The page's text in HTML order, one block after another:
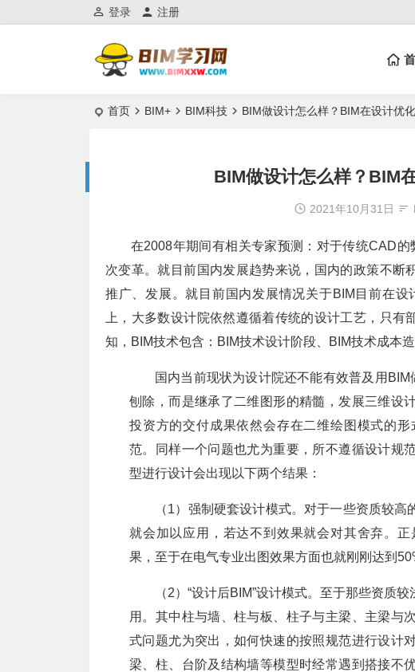
登录 注册
首页 BIM+ BIM科技 BIM做设计怎么样？BIM在设计优
BIM做设计怎么样？BIM
2021年10月31日
在2008年期间有相关专家预测：对于传统CAD的
次变革。就目前国内发展趋势来说，国内的政策不断
推广、发展。就目前国内发展情况关于BIM目前在
上，大多数设计院依然遵循着传统的设计工艺，只
知，BIM技术包含：BIM技术设计阶段、BIM技术成本
国内当前现状为设计院还不能有效普及用
刨除，而是继承了二维图形的精髓，发展三维设
投资方的交付成果依然会存在二维绘图模式的
范。同样一个问题也尤为重要，所不遵循设计规
型进行设计会出现以下两个结果：
（1）强制硬套设计模式。对于一些资质较
就会加以应用，若达不到效果就会对其舍弃。
果，至于在电气专业出图效果方面也就刚刚达到
（2）“设计后BIM”设计模式。至于那些资质
用。其中柱与墙、柱与板、柱子与主梁、主梁与
式问题尤为突出，如何快速的按照规范进行设计
梁、柱、台阶及结构墙等模型时经常遇到搭接不